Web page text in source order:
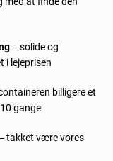
– solide og
i lejeprisen
billigere et
gange
takket være vores